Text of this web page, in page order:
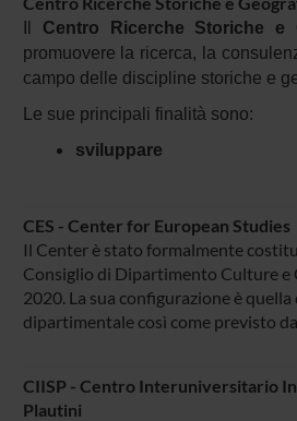
Centro Ricerche Storiche e
promuovere la ricerca, la
campo delle discipline storiche e
Le sue principali finalità sono:
sviluppare
CES - Center for European Studies
Il Center è stato formalmente
Consiglio di Dipartimento Culture e
2020. La sua configurazione è
dipartimentale così come previsto
CIISP - Centro Interuniversitario
Plautini